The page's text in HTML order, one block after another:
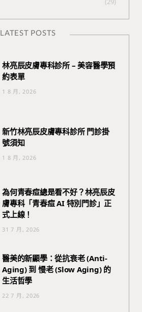
LATEST POSTS
林亮辰皮膚專科診所 – 美容醫學預
約表單
1 8 月, 2026
新竹林亮辰皮膚專科診所 門診掛
號須知
1 8 月, 2026
為何青春痘總是看不好？林亮辰皮
膚專科「青春痘 AI 特別門診」正
式上線！
31 7 月, 2026
醫美的新顯學：從抗衰老 (Anti-
Aging) 到 慢老 (Slow Aging) 的
生活哲學
22 7 月, 2026